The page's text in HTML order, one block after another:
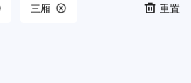
三厢 重置